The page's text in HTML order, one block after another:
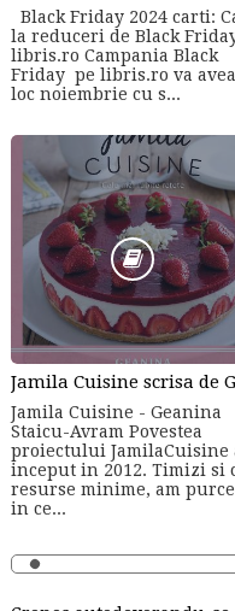
Black Friday 2024 carti:
la reduceri de Black
libris.ro Campania Black
Friday pe libris.ro va avea
loc noiembrie cu s...
Jamila Cuisine - Geanina
Staicu-Avram Povestea
proiectului JamilaCuisine
inceput in 2012. Timizi si
resurse minime, am
in ce...